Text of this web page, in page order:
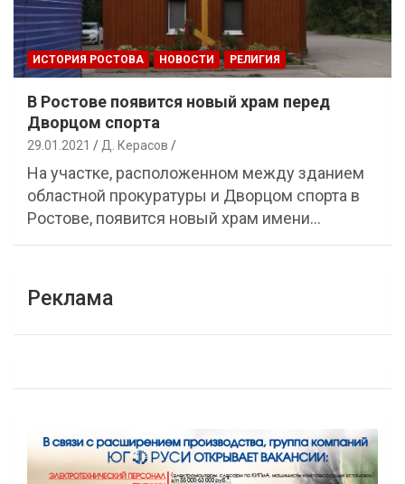
ИСТОРИЯ РОСТОВА НОВОСТИ РЕЛИГИЯ
В Ростове появится новый храм перед
Дворцом спорта
29.01.2021 Д. Керасов
На участке, расположенном между зданием
областной прокуратуры и Дворцом спорта в
Ростове, появится новый храм имени…
Реклама